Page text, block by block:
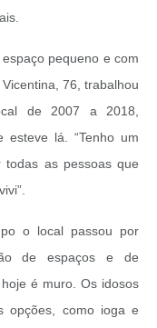
pequeno e com
76, trabalhou
de 2007 a 2018,
esteve lá. “Tenho um
as pessoas que
o local passou por
de espaços e de
é muro. Os idosos
opções, como ioga e